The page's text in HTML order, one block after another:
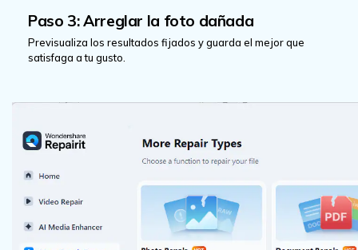
Previsualiza los resultados fijados y guarda el mejor que
satisfaga a tu gusto.